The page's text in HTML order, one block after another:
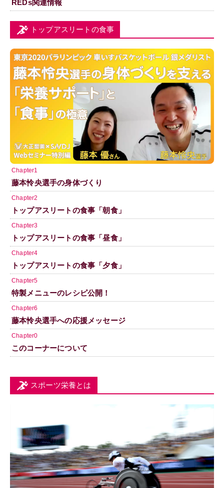
REDs関連情報
トップアスリートの食事
Chapter1
藤本怜央選手の身体づくり
Chapter2
トップアスリートの食事「朝食」
Chapter3
トップアスリートの食事「昼食」
Chapter4
トップアスリートの食事「夕食」
Chapter5
特製メニューのレシピ公開！
Chapter6
藤本怜央選手への応援メッセージ
Chapter0
このコーナーについて
スポーツ栄養とは